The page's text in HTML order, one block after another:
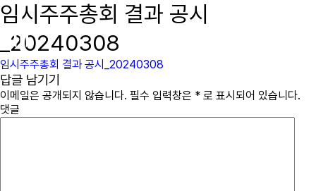
immcs,
Inc.
임시주주총회 결과 공시
_20240308
임시주주총회 결과 공시_20240308
답글 남기기
이메일은 공개되지 않습니다. 필수 입력창은 * 로 표시되어 있습니다.
댓글